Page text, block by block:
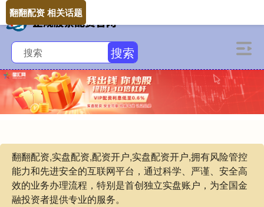
搜索
翻翻配资,实盘配资,配资开户,实盘配资开户,拥有风险管控
能力和先进安全的互联网平台，通过科学、严谨、安全高
效的业务办理流程，特别是首创独立实盘账户，为全国金
融投资者提供专业的服务。
翻翻配资 相关话题